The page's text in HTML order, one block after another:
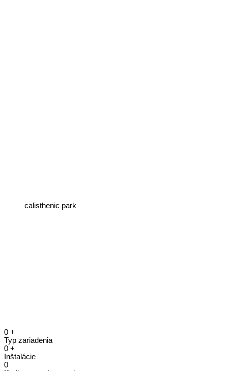
calisthenic park
0 +
Typ zariadenia
0 +
Inštalácie
0